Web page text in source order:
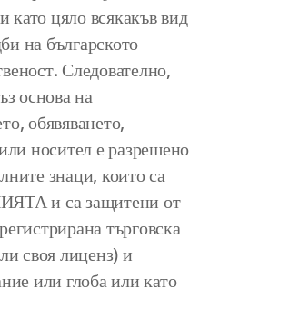
цяло всякакъв вид
на българското
Следователно,
основа на
обявяването,
носител е разрешено
знаци, които са
и са защитени от
търговска
своя лиценз) и
или глоба или като